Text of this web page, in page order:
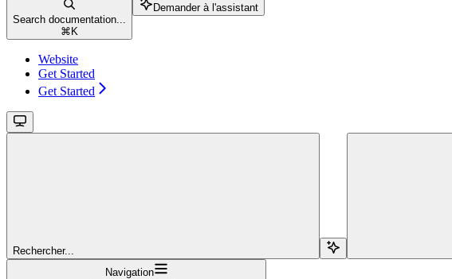
Search documentation...
⌘ K
Demander à l'assistant
Website
Get Started
Get Started
Rechercher...
Navigation